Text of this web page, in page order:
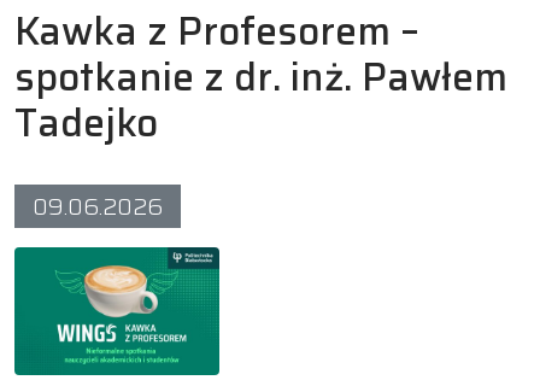
Kawka z Profesorem –
spotkanie z dr. inż. Pawłem
Tadejko
09.06.2026